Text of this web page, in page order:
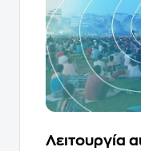
Λειτουργία